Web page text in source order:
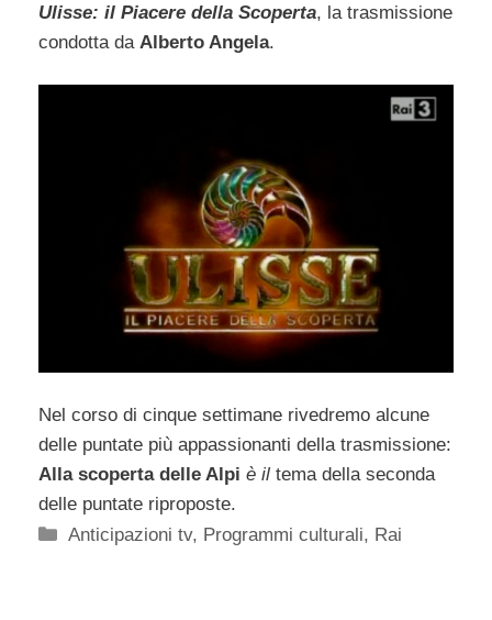
Ulisse: il Piacere della Scoperta, la trasmissione
condotta da Alberto Angela.
Nel corso di cinque settimane rivedremo alcune
delle puntate più appassionanti della trasmissione:
Alla scoperta delle Alpi è il tema della seconda
delle puntate riproposte.
Categorie
Anticipazioni tv, Programmi culturali, Rai